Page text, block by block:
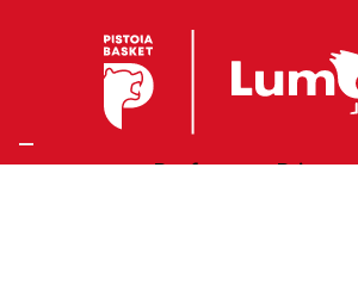
Preferenze Privacy